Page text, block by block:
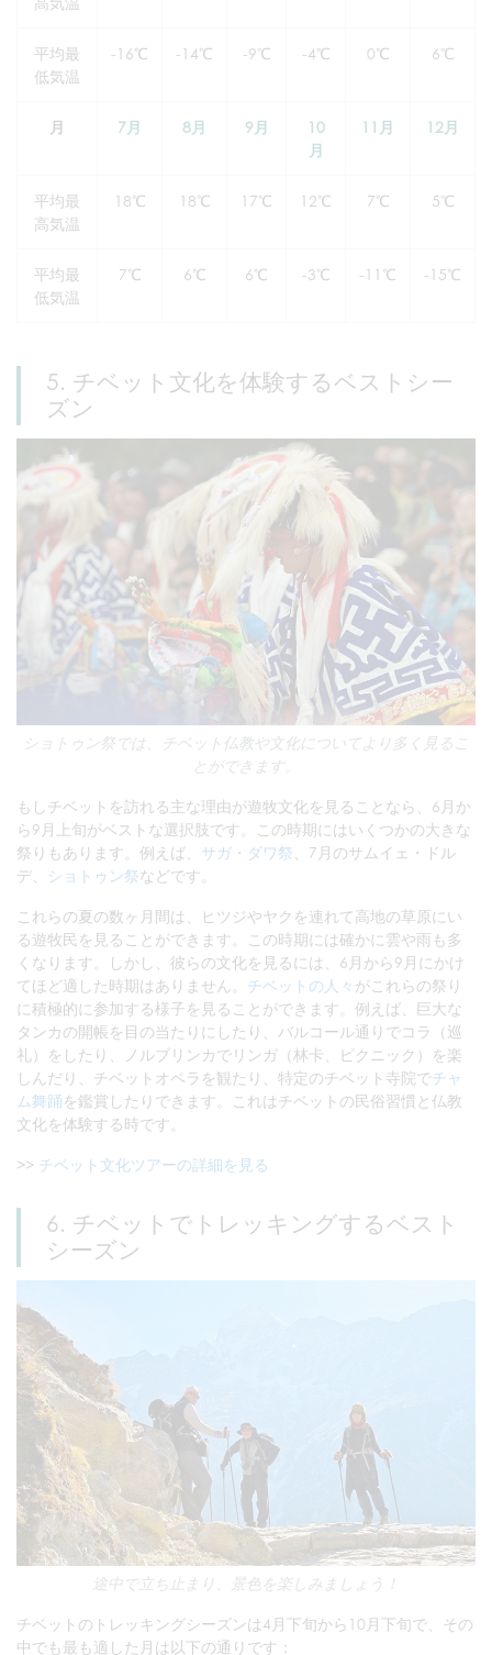
平均最
低気温
-16℃ -14℃ -9℃ -4℃ 0℃ 6℃
月 7月 8月 9月
10
月
11月 12月
平均最
高気温
18℃ 18℃ 17℃ 12℃ 7℃ 5℃
平均最
低気温
7℃ 6℃ 6℃ -3℃ -11℃ -15℃
5. チベット文化を体験するベストシー
ズン
ショトゥン祭では、チベット仏教や文化についてより多く見るこ
とができます。
もしチベットを訪れる主な理由が遊牧文化を見ることなら、6月か
ら9月上旬がベストな選択肢です。この時期にはいくつかの大きな
祭りもあります。例えば、 サガ・ダワ祭 、7月のサムイェ・ドル
デ、
ショトゥン祭などです。
これらの夏の数ヶ月間は、ヒツジやヤクを連れて高地の草原にい
る遊牧民を見ることができます。この時期には確かに雲や雨も多
くなります。しかし、彼らの文化を見るには、6月から9月にかけ
てほど適した時期はありません。 チベットの人々 がこれらの祭り
に積極的に参加する様子を見ることができます。例えば、巨大な
タンカの開帳を目の当たりにしたり、バルコール通りでコラ（巡
礼）をしたり、ノルブリンカでリンガ（林卡、ピクニック）を楽
しんだり、チベットオペラを観たり、特定のチベット寺院でチャ
ム舞踊を鑑賞したりできます。これはチベットの民俗習慣と仏教
文化を体験する時です。
>> チベット文化ツアーの詳細を見る
6. チベットでトレッキングするベスト
シーズン
途中で立ち止まり、景色を楽しみましょう！
チベットのトレッキングシーズンは4月下旬から10月下旬で、その
中でも最も適した月は以下の通りです：